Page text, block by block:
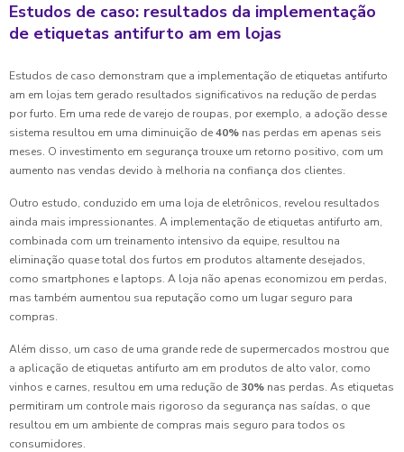
Estudos de caso: resultados da implementação
de etiquetas antifurto am em lojas
Estudos de caso demonstram que a implementação de etiquetas antifurto
am em lojas tem gerado resultados significativos na redução de perdas
por furto. Em uma rede de varejo de roupas, por exemplo, a adoção desse
sistema resultou em uma diminuição de40% nas perdas em apenas seis
meses. O investimento em segurança trouxe um retorno positivo, com um
aumento nas vendas devido à melhoria na confiança dos clientes.
Outro estudo, conduzido em uma loja de eletrônicos, revelou resultados
ainda mais impressionantes. A implementação de etiquetas antifurto am,
combinada com um treinamento intensivo da equipe, resultou na
eliminação quase total dos furtos em produtos altamente desejados,
como smartphones e laptops. A loja não apenas economizou em perdas,
mas também aumentou sua reputação como um lugar seguro para
compras.
Além disso, um caso de uma grande rede de supermercados mostrou que
a aplicação de etiquetas antifurto am em produtos de alto valor, como
vinhos e carnes, resultou em uma redução de 30% nas perdas. As etiquetas
permitiram um controle mais rigoroso da segurança nas saídas, o que
resultou em um ambiente de compras mais seguro para todos os
consumidores.